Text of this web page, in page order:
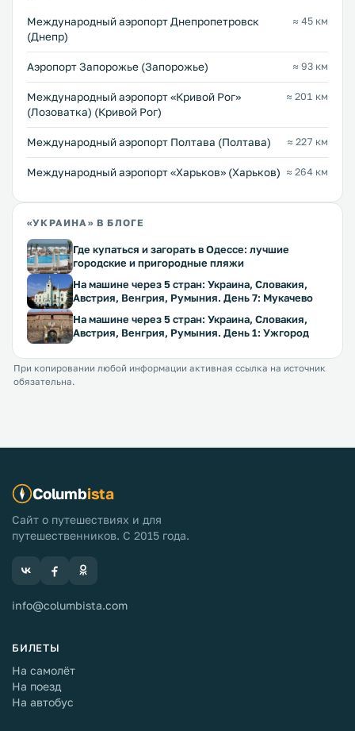
Международный аэропорт Днепропетровск
(Днепр)
≈ 45 км
Аэропорт Запорожье (Запорожье) ≈ 93 км
Международный аэропорт «Кривой Рог»
(Лозоватка) (Кривой Рог)
≈ 201 км
Международный аэропорт Полтава (Полтава) ≈ 227 км
Международный аэропорт «Харьков» (Харьков) ≈ 264 км
«УКРАИНА» В БЛОГЕ
Где купаться и загорать в Одессе: лучшие
городские и пригородные пляжи
На машине через 5 стран: Украина, Словакия,
Австрия, Венгрия, Румыния. День 7: Мукачево
На машине через 5 стран: Украина, Словакия,
Австрия, Венгрия, Румыния. День 1: Ужгород
При копировании любой информации активная ссылка на источник
обязательна.
Columbista
Сайт о путешествиях и для
путешественников. С 2015 года.
info@columbista.com
БИЛЕТЫ
На самолёт
На поезд
На автобус